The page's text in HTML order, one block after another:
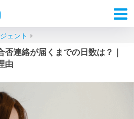
ェント
連絡が届くまでの日数は？｜
由